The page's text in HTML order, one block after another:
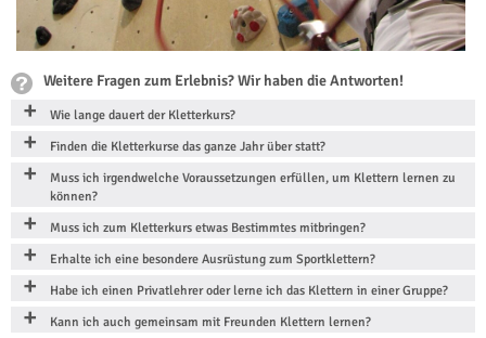
Weitere Fragen zum Erlebnis? Wir haben die Antworten!
Wie lange dauert der Kletterkurs?
Finden die Kletterkurse das ganze Jahr über statt?
Muss ich irgendwelche Voraussetzungen erfüllen, um Klettern lernen zu
können?
Muss ich zum Kletterkurs etwas Bestimmtes mitbringen?
Erhalte ich eine besondere Ausrüstung zum Sportklettern?
Habe ich einen Privatlehrer oder lerne ich das Klettern in einer Gruppe?
Kann ich auch gemeinsam mit Freunden Klettern lernen?